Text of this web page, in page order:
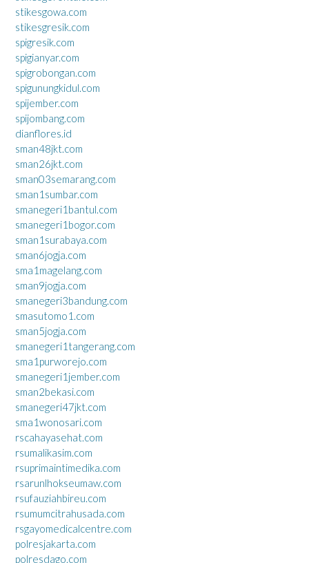
stikesgowa.com
stikesgresik.com
spigresik.com
spigianyar.com
spigrobongan.com
spigunungkidul.com
spijember.com
spijombang.com
dianflores.id
sman48jkt.com
sman26jkt.com
sman03semarang.com
sman1sumbar.com
smanegeri1bantul.com
smanegeri1bogor.com
sman1surabaya.com
sman6jogja.com
sma1magelang.com
sman9jogja.com
smanegeri3bandung.com
smasutomo1.com
sman5jogja.com
smanegeri1tangerang.com
sma1purworejo.com
smanegeri1jember.com
sman2bekasi.com
smanegeri47jkt.com
sma1wonosari.com
rscahayasehat.com
rsumalikasim.com
rsuprimaintimedika.com
rsarunlhokseumaw.com
rsufauziahbireu.com
rsumumcitrahusada.com
rsgayomedicalcentre.com
polresjakarta.com
polresdago.com